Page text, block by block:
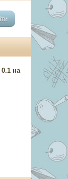
на